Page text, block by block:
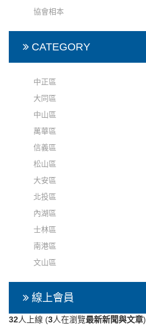
協會相本
CATEGORY
中正區
大同區
中山區
萬華區
信義區
松山區
大安區
北投區
內湖區
士林區
南港區
文山區
線上會員
32人上線 (3人在瀏覽最新新聞與文章)